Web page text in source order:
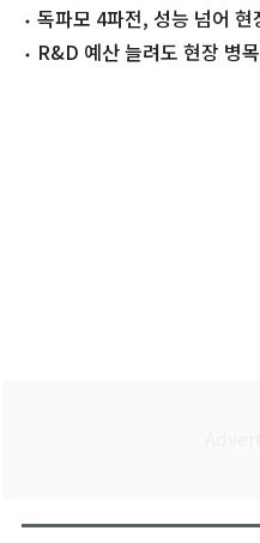
운영독파모 4파전, 성능 넘어
대 R&D 예산 늘려도 현장 병